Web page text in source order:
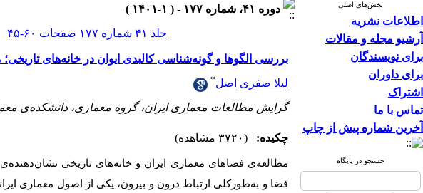
بخش‌های اصلی
اطلاعات نشریه
آرشیو مجله و مقالات
برای نویسندگان
برای داوران
اشتراک
تماس با ما
آخرین شماره پیش از چاپ
جستجو در پایگاه
دوره ۴۱، شماره ۱۷۷ - ( ۱-۱۴۰۱ )
جلد ۴۱ شماره ۱۷۷ صفحات ۶۰-۴۵
بررسی الگوها و گونه‌شناسی کالبدی ایوان در خانه‌های
لیلا صفری اصل*
گرایش مطالعات معماری ایران، گروه معماری، دانشکده‌ی
چکیده: (۳۷۲۰ مشاهده)
مطالعه‌ی فضاهای معماری ایران و خانه‌های تاریخی
فضا و به‌طورکلی ارتباط درون و بیرون، یکی از اصول معماری